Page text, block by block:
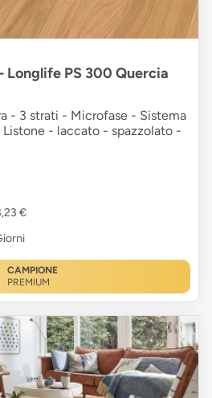
Longlife PS 300 Quercia
- 3 strati - Microfase - Sistema
- laccato - spazzolato -
€
CAMPIONE
PREMIUM